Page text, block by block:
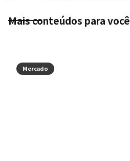
Mais conteúdos para você
Mercado